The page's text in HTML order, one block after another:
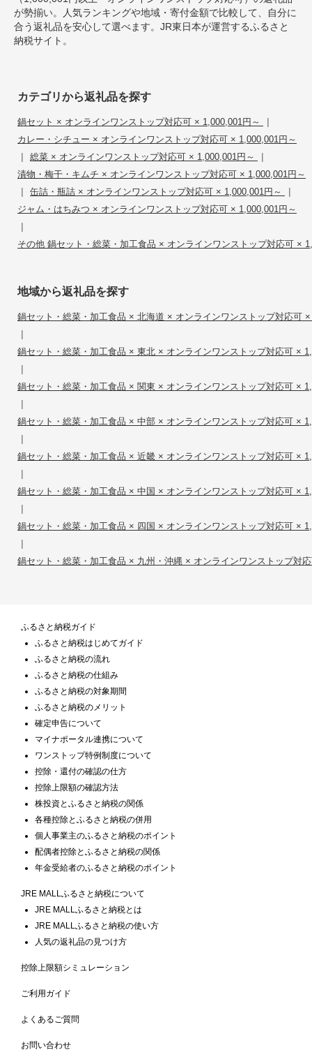
が勢揃い。人気ランキングや地域・寄付金額で比較して、自分に
合う返礼品を安心して選べます。JR東日本が運営するふるさと
納税サイト。
カテゴリから返礼品を探す
鍋セット × オンラインワンストップ対応可 × 1,000,001円～ |
カレー・シチュー × オンラインワンストップ対応可 × 1,000,001円～
| 総菜 × オンラインワンストップ対応可 × 1,000,001円～ |
漬物・梅干・キムチ × オンラインワンストップ対応可 × 1,000,001円～
| 缶詰・瓶詰 × オンラインワンストップ対応可 × 1,000,001円～ |
ジャム・はちみつ × オンラインワンストップ対応可 × 1,000,001円～
|
その他 鍋セット・総菜・加工食品 × オンラインワンストップ対応可 ×
地域から返礼品を探す
鍋セット・総菜・加工食品 × 北海道 × オンラインワンストップ対応可
|
鍋セット・総菜・加工食品 × 東北 × オンラインワンストップ対応可 ×
|
鍋セット・総菜・加工食品 × 関東 × オンラインワンストップ対応可 ×
|
鍋セット・総菜・加工食品 × 中部 × オンラインワンストップ対応可 ×
|
鍋セット・総菜・加工食品 × 近畿 × オンラインワンストップ対応可 ×
|
鍋セット・総菜・加工食品 × 中国 × オンラインワンストップ対応可 ×
|
鍋セット・総菜・加工食品 × 四国 × オンラインワンストップ対応可 ×
|
鍋セット・総菜・加工食品 × 九州・沖縄 × オンラインワンストップ対
ふるさと納税ガイド
ふるさと納税はじめてガイド
ふるさと納税の流れ
ふるさと納税の仕組み
ふるさと納税の対象期間
ふるさと納税のメリット
確定申告について
マイナポータル連携について
ワンストップ特例制度について
控除・還付の確認の仕方
控除上限額の確認方法
株投資とふるさと納税の関係
各種控除とふるさと納税の併用
個人事業主のふるさと納税のポイント
配偶者控除とふるさと納税の関係
年金受給者のふるさと納税のポイント
JRE MALLふるさと納税について
JRE MALLふるさと納税とは
JRE MALLふるさと納税の使い方
人気の返礼品の見つけ方
控除上限額シミュレーション
ご利用ガイド
よくあるご質問
お問い合わせ